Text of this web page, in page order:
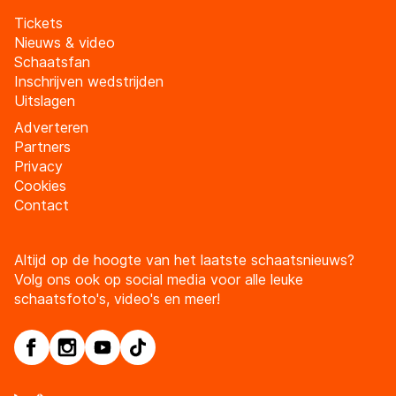
Tickets
Nieuws & video
Schaatsfan
Inschrijven wedstrijden
Uitslagen
Adverteren
Partners
Privacy
Cookies
Contact
Altijd op de hoogte van het laatste schaatsnieuws?
Volg ons ook op social media voor alle leuke
schaatsfoto's, video's en meer!